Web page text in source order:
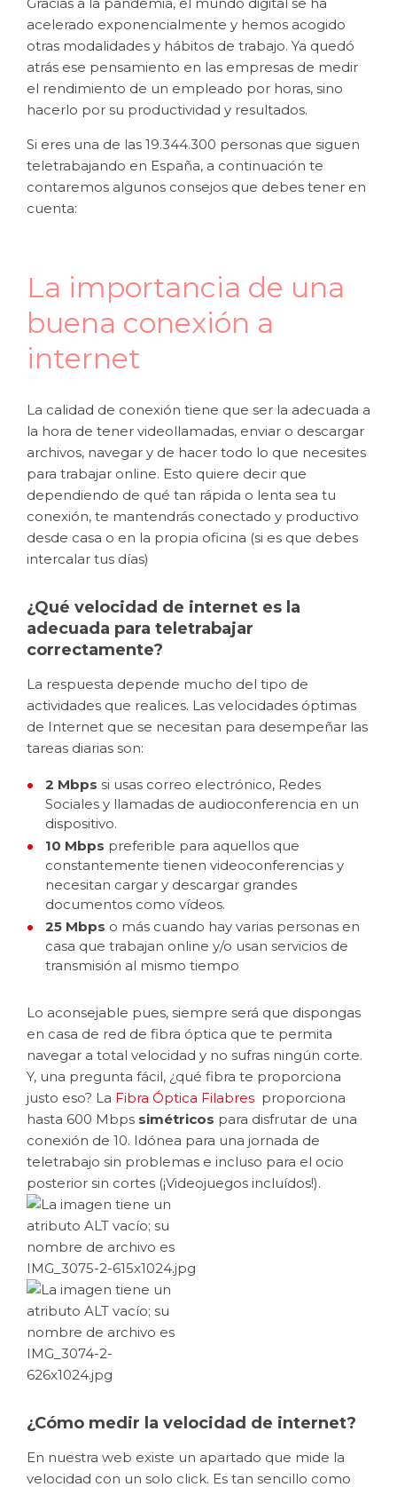
acelerado exponencialmente y hemos acogido
otras modalidades y hábitos de trabajo. Ya quedó
atrás ese pensamiento en las empresas de medir
el rendimiento de un empleado por horas, sino
hacerlo por su productividad y resultados.
Si eres una de las 19.344.300 personas que siguen
teletrabajando en España, a continuación te
contaremos algunos consejos que debes tener en
cuenta:
La importancia de una
buena conexión a
internet
La calidad de conexión tiene que ser la adecuada a
la hora de tener videollamadas, enviar o descargar
archivos, navegar y de hacer todo lo que necesites
para trabajar online. Esto quiere decir que
dependiendo de qué tan rápida o lenta sea tu
conexión, te mantendrás conectado y productivo
desde casa o en la propia oficina (si es que debes
intercalar tus días)
¿Qué velocidad de internet es la
adecuada para teletrabajar
correctamente?
La respuesta depende mucho del tipo de
actividades que realices. Las velocidades óptimas
de Internet que se necesitan para desempeñar las
tareas diarias son:
2 Mbps si usas correo electrónico, Redes
Sociales y llamadas de audioconferencia en un
dispositivo.
10 Mbps preferible para aquellos que
constantemente tienen videoconferencias y
necesitan cargar y descargar grandes
documentos como vídeos.
25 Mbps o más cuando hay varias personas en
casa que trabajan online y/o usan servicios de
transmisión al mismo tiempo
Lo aconsejable pues, siempre será que dispongas
en casa de red de fibra óptica que te permita
navegar a total velocidad y no sufras ningún corte.
Y, una pregunta fácil, ¿qué fibra te proporciona
justo eso? La Fibra Óptica Filabres proporciona
hasta 600 Mbps simétricos para disfrutar de una
conexión de 10. Idónea para una jornada de
teletrabajo sin problemas e incluso para el ocio
posterior sin cortes (¡Videojuegos incluídos!).
¿Cómo medir la velocidad de internet?
En nuestra web existe un apartado que mide la
velocidad con un solo click. Es tan sencillo como